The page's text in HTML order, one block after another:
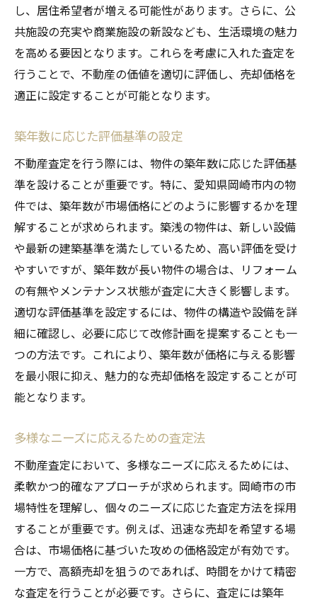
し、居住希望者が増える可能性があります。さらに、公
共施設の充実や商業施設の新設なども、生活環境の魅力
を高める要因となります。これらを考慮に入れた査定を
行うことで、不動産の価値を適切に評価し、売却価格を
適正に設定することが可能となります。
築年数に応じた評価基準の設定
不動産査定を行う際には、物件の築年数に応じた評価基
準を設けることが重要です。特に、愛知県岡崎市内の物
件では、築年数が市場価格にどのように影響するかを理
解することが求められます。築浅の物件は、新しい設備
や最新の建築基準を満たしているため、高い評価を受け
やすいですが、築年数が長い物件の場合は、リフォーム
の有無やメンテナンス状態が査定に大きく影響します。
適切な評価基準を設定するには、物件の構造や設備を詳
細に確認し、必要に応じて改修計画を提案することも一
つの方法です。これにより、築年数が価格に与える影響
を最小限に抑え、魅力的な売却価格を設定することが可
能となります。
多様なニーズに応えるための査定法
不動産査定において、多様なニーズに応えるためには、
柔軟かつ的確なアプローチが求められます。岡崎市の市
場特性を理解し、個々のニーズに応じた査定方法を採用
することが重要です。例えば、迅速な売却を希望する場
合は、市場価格に基づいた攻めの価格設定が有効です。
一方で、高額売却を狙うのであれば、時間をかけて精密
な査定を行うことが必要です。さらに、査定には築年